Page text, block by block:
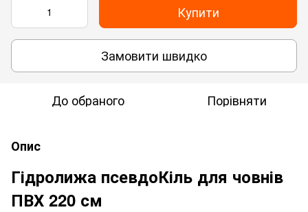
Купити
Замовити швидко
До обраного Порівняти
Опис
Гідролижа псевдоКіль для човнів
ПВХ 220 см